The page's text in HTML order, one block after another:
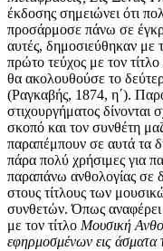
έκδοσης σημειώνει ότι
προσάρμοσε πάνω σε
αυτές, δημοσιεύθηκαν με
πρώτο τεύχος με τον τίτλο
θα ακολουθούσε το
(Ραγκαβής, 1874, η΄).
στιχουργήματος δίνονται
σκοπό και τον συνθέτη
παραπέμπουν σε αυτά τα
πάρα πολύ χρήσιμες για
παραπάνω ανθολογίας σε
στους τίτλους των
συνθετών. Όπως
με τον τίτλο Μουσική
εφηρμοσμένων εις άσματα